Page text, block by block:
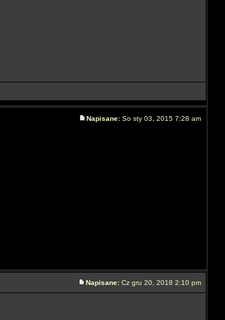
Napisane: So sty 03, 2015 7:28 am
Napisane: Cz gru 20, 2018 2:10 pm